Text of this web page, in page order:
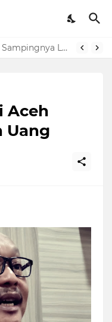
35 Manfaat Buah Salak dan Efek Sampingnya Lengkap
Cara Upload Ijin Operasional Sekolah di Vervalsp Secara Online
Aceh
Uang